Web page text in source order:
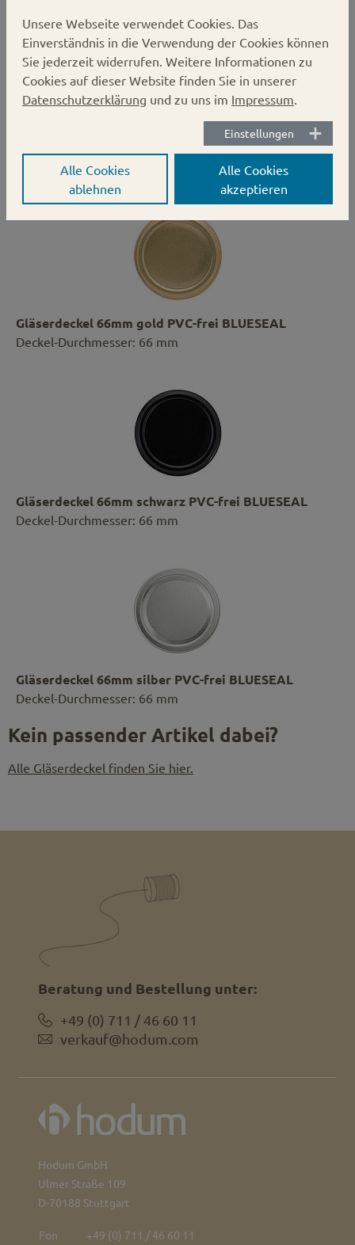
auf die Merkliste setzen
Bestellen Sie auch gleich die passenden Gläserdeckel
Gläserdeckel 66mm gold PVC-frei BLUESEAL
Deckel-Durchmesser: 66 mm
Gläserdeckel 66mm schwarz PVC-frei BLUESEAL
Deckel-Durchmesser: 66 mm
Gläserdeckel 66mm silber PVC-frei BLUESEAL
Deckel-Durchmesser: 66 mm
Kein passender Artikel dabei?
Alle Gläserdeckel finden Sie hier.
Hodum GmbH
Ulmer Straße 109
D-70188 Stuttgart
Fon +49 (0) 711 / 46 60 11
Beratung und Bestellung unter:
+49 (0) 711 / 46 60 11
verkauf@hodum.com
Unsere Webseite verwendet Cookies. Das
Einverständnis in die Verwendung der Cookies können
Sie jederzeit widerrufen. Weitere Informationen zu
Cookies auf dieser Website finden Sie in unserer
Datenschutzerklärung und zu uns im Impressum.
Einstellungen
Alle Cookies
ablehnen
Alle Cookies
akzeptieren